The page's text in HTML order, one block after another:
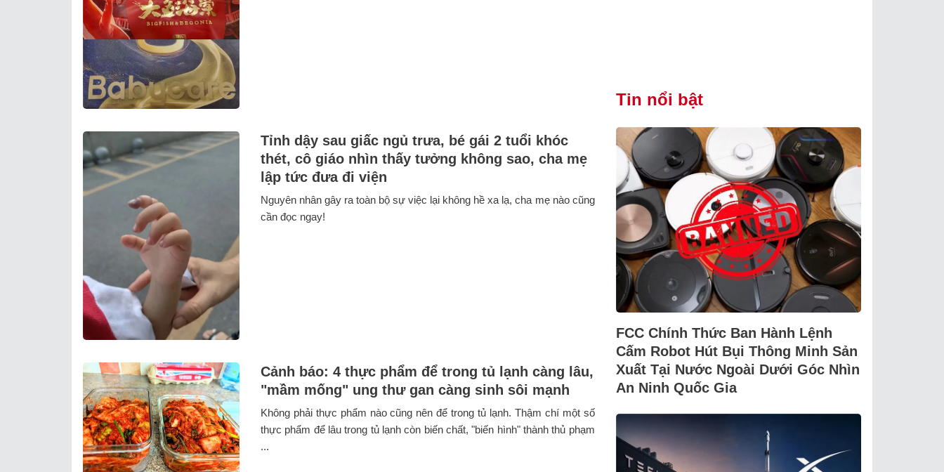
Tỉnh dậy sau giấc ngủ trưa, bé gái 2 tuổi khóc
thét, cô giáo nhìn thấy tưởng không sao, cha mẹ
lập tức đưa đi viện
Nguyên nhân gây ra toàn bộ sự việc lại không hề xa lạ, cha mẹ nào cũng
cần đọc ngay!
Cảnh báo: 4 thực phẩm để trong tủ lạnh càng lâu,
"mầm mống" ung thư gan càng sinh sôi mạnh
Không phải thực phẩm nào cũng nên để trong tủ lạnh. Thậm chí một số
thực phẩm để lâu trong tủ lạnh còn biến chất, "biến hình" thành thủ phạm
...
Tin nổi bật
FCC Chính Thức Ban Hành Lệnh
Cấm Robot Hút Bụi Thông Minh Sản
Xuất Tại Nước Ngoài Dưới Góc Nhìn
An Ninh Quốc Gia